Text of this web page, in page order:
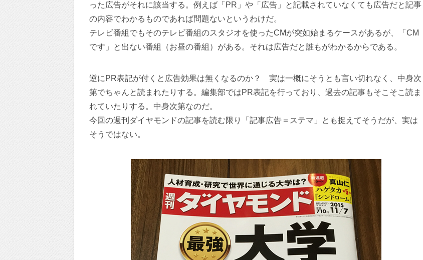
った広告がそれに該当する。例えば「PR」や「広告」と記載されていなくても広告だと記事
の内容でわかるものであれば問題ないというわけだ。
テレビ番組でもそのテレビ番組のスタジオを使ったCMが突如始まるケースがあるが、「CM
です」と出ない番組（お昼の番組）がある。それは広告だと誰もがわかるからである。
逆にPR表記が付くと広告効果は無くなるのか？ 実は一概にそうとも言い切れなく、中身次
第でちゃんと読まれたりする。編集部ではPR表記を行っており、過去の記事もそこそこ読ま
れていたりする。中身次第なのだ。
今回の週刊ダイヤモンドの記事を読む限り「記事広告＝ステマ」とも捉えてそうだが、実は
そうではない。